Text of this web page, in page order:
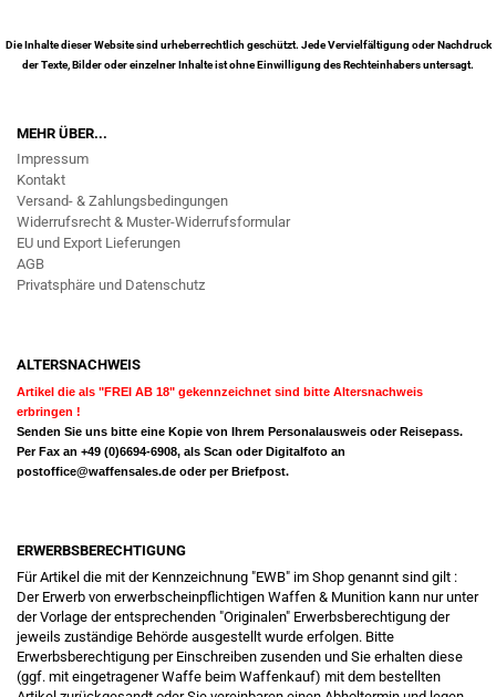
Die Inhalte dieser Website sind urheberrechtlich geschützt. Jede Vervielfältigung oder Nachdruck
der Texte, Bilder oder einzelner Inhalte ist ohne Einwilligung des Rechteinhabers untersagt.
MEHR ÜBER...
Impressum
Kontakt
Versand- & Zahlungsbedingungen
Widerrufsrecht & Muster-Widerrufsformular
EU und Export Lieferungen
AGB
Privatsphäre und Datenschutz
ALTERSNACHWEIS
Artikel die als "FREI AB 18" gekennzeichnet sind bitte Altersnachweis
erbringen !
Senden Sie uns bitte eine Kopie von Ihrem Personalausweis oder Reisepass.
Per Fax an +49 (0)6694-6908, als Scan oder Digitalfoto an
postoffice@waffensales.de oder per Briefpost.
ERWERBSBERECHTIGUNG
Für Artikel die mit der Kennzeichnung "EWB" im Shop genannt sind gilt :
Der Erwerb von erwerbscheinpflichtigen Waffen & Munition kann nur unter
der Vorlage der entsprechenden "Originalen" Erwerbsberechtigung der
jeweils zuständige Behörde ausgestellt wurde erfolgen. Bitte
Erwerbsberechtigung per Einschreiben zusenden und Sie erhalten diese
(ggf. mit eingetragener Waffe beim Waffenkauf) mit dem bestellten